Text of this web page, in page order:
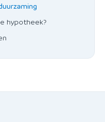
hypotheek?